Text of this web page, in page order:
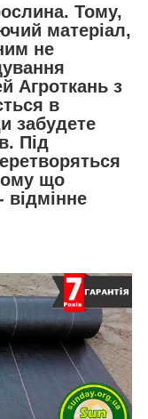
Тому,
матеріал,
не
Агроткань з
в
забудете
Під
що
відмінне